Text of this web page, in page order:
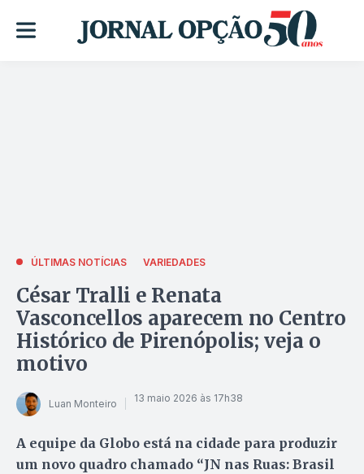
ÚLTIMAS NOTÍCIAS VARIEDADES
César Tralli e Renata
Vasconcellos aparecem no Centro
Histórico de Pirenópolis; veja o
motivo
Luan Monteiro 13 maio 2026 às 17h38
A equipe da Globo está na cidade para produzir
um novo quadro chamado “JN nas Ruas: Brasil